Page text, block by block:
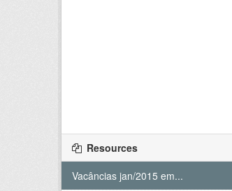
Resources
Vacâncias jan/2015 em...